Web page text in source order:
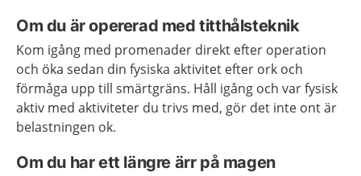
Om du är opererad med titthålsteknik
Kom igång med promenader direkt efter operation
och öka sedan din fysiska aktivitet efter ork och
förmåga upp till smärtgräns. Håll igång och var fysisk
aktiv med aktiviteter du trivs med, gör det inte ont är
belastningen ok.
Om du har ett längre ärr på magen